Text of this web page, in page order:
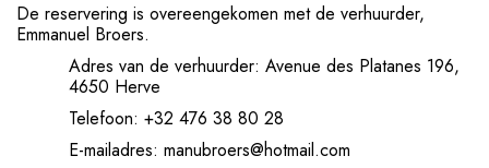
De reservering is overeengekomen met de verhuurder,
Emmanuel Broers.
Adres van de verhuurder: Avenue des Platanes 196,
4650 Herve
Telefoon: +32 476 38 80 28
E-mailadres: manubroers@hotmail.com